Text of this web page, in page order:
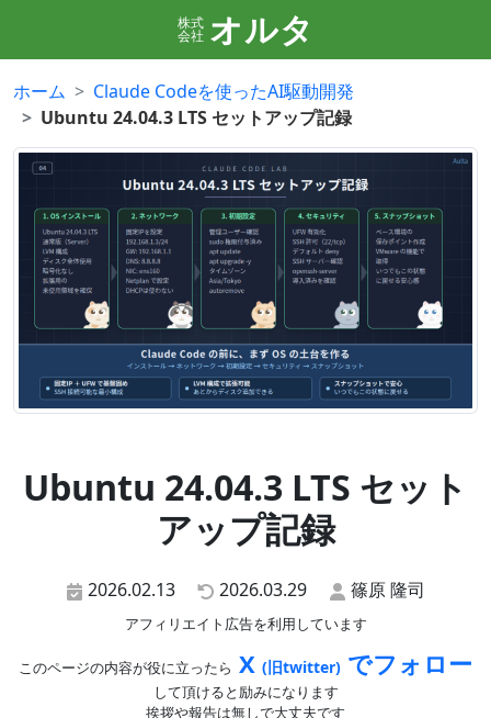
株式
会社 オルタ
ホーム
Claude Codeを使ったAI駆動開発
Ubuntu 24.04.3 LTS セットアップ記録
Ubuntu 24.04.3 LTS セット
アップ記録
2026.02.13 2026.03.29 篠原 隆司
アフィリエイト広告を利用しています
このページの内容が役に立ったら X (旧twitter) でフォロー
して頂けると励みになります
挨拶や報告は無しで大丈夫です